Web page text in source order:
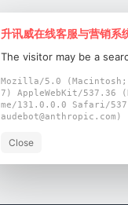
升讯威在线客服与营销系
The visitor may be a
Mozilla/5.0 (Macintosh;
7) AppleWebKit/537.36
me/131.0.0.0 Safari/
audebot@anthropic.com)
Close